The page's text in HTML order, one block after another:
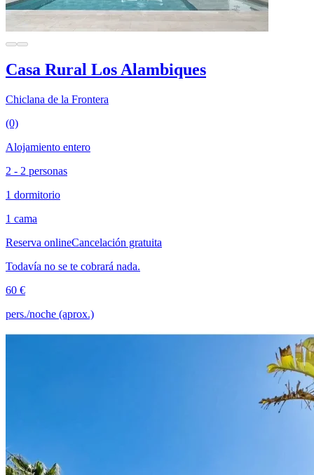
Casa Rural Los Alambiques
Chiclana de la Frontera
(0)
Alojamiento entero
2 - 2 personas
1 dormitorio
1 cama
Reserva onlineCancelación gratuita
Todavía no se te cobrará nada.
60 €
pers./noche (aprox.)